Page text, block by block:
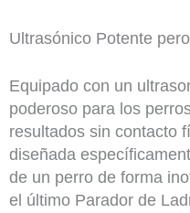
Ultrasónico Potente
Equipado con un
poderoso para los
resultados sin contacto
diseñada
de un perro de forma
el último Parador de